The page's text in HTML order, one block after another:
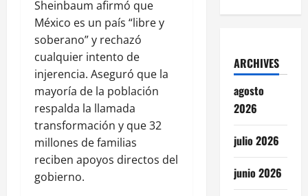
Sheinbaum afirmó que
México es un país “libre y
soberano” y rechazó
cualquier intento de
injerencia. Aseguró que la
mayoría de la población
respalda la llamada
transformación y que 32
millones de familias
reciben apoyos directos del
gobierno.
ARCHIVES
agosto
2026
julio 2026
junio 2026